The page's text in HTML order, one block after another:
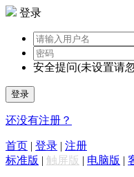
登录
安全提问(未设置请
登录
还没有注册？
首页 | 登录 | 注册
标准版 | 触屏版 | 电脑版 |